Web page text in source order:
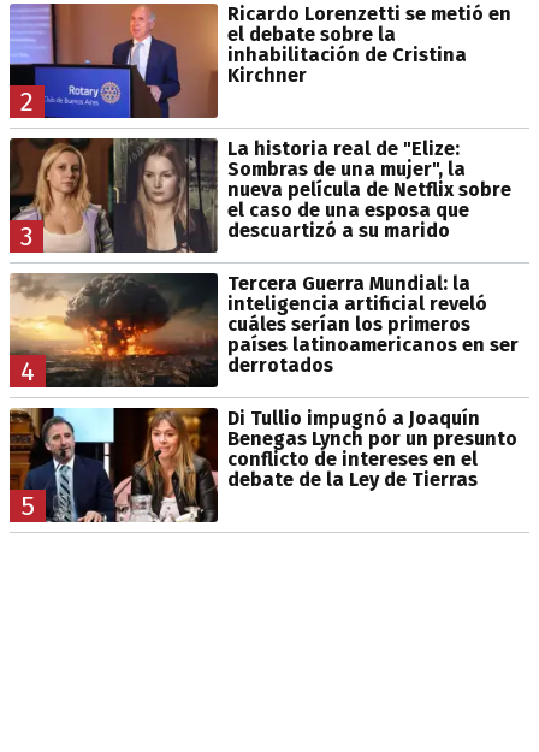
2
Ricardo Lorenzetti se metió en
el debate sobre la
inhabilitación de Cristina
Kirchner
3
La historia real de "Elize:
Sombras de una mujer", la
nueva película de Netflix sobre
el caso de una esposa que
descuartizó a su marido
4
Tercera Guerra Mundial: la
inteligencia artificial reveló
cuáles serían los primeros
países latinoamericanos en ser
derrotados
5
Di Tullio impugnó a Joaquín
Benegas Lynch por un presunto
conflicto de intereses en el
debate de la Ley de Tierras